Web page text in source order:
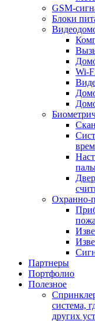
GSM-
Блоки
Wi-
Охранно-
Партнеры
Портфолио
Полезное
система,
других